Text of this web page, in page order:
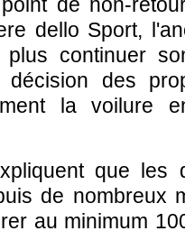
dello Sport,
continuer
des
la voilure
que les
de nombreux
au minimum